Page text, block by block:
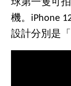
球第一隻可
機。iPhone
設計分別是